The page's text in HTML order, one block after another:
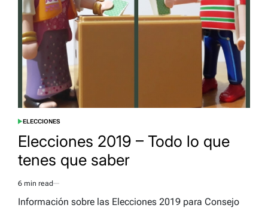
POSTED
ELECCIONES
Elecciones 2019 – Todo lo que
tenes que saber
Estimated
read
6 min read
Información sobre las Elecciones 2019 para Consejo